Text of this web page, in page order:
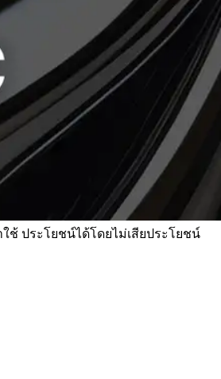
ประโยชน์ได้โดยไม่เสียประโยชน์